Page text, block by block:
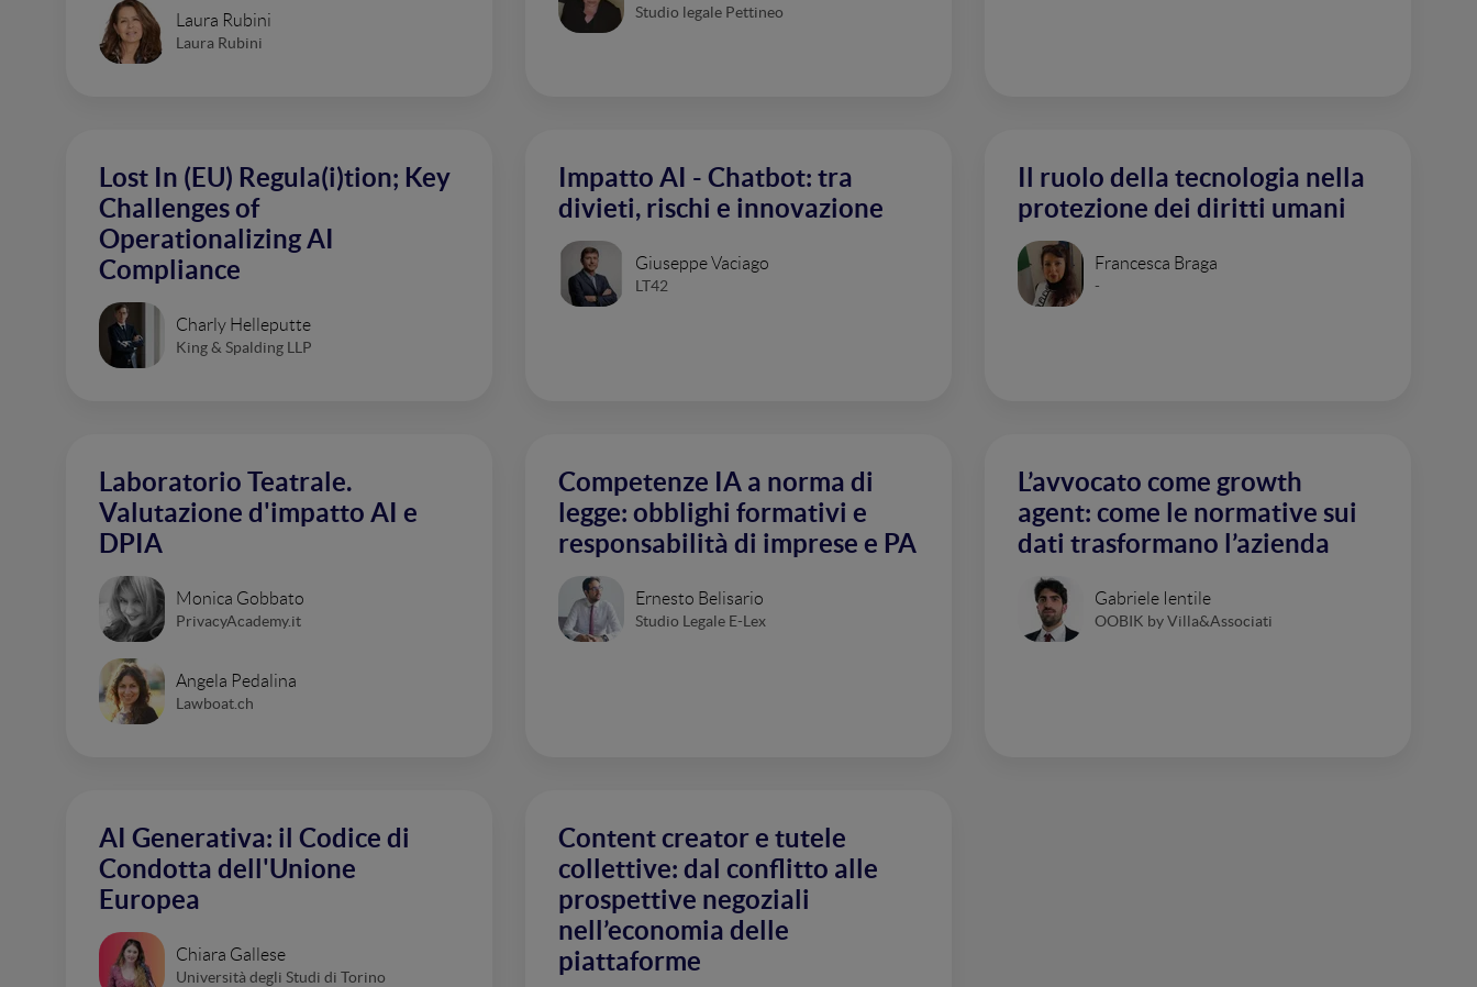
Laura Rubini
Laura Rubini
Studio legale Pettineo
Lost In (EU) Regula(i)tion; Key
Challenges of
Operationalizing AI
Compliance
Charly Helleputte
King & Spalding LLP
Impatto AI - Chatbot: tra
divieti, rischi e innovazione
Giuseppe Vaciago
LT42
Il ruolo della tecnologia nella
protezione dei diritti umani
Francesca Braga
-
Laboratorio Teatrale.
Valutazione d'impatto AI e
DPIA
Monica Gobbato
PrivacyAcademy.it
Angela Pedalina
Lawboat.ch
Competenze IA a norma di
legge: obblighi formativi e
responsabilità di imprese e PA
Ernesto Belisario
Studio Legale E-Lex
L’avvocato come growth
agent: come le normative sui
dati trasformano l’azienda
Gabriele Ientile
OOBIK by Villa&Associati
AI Generativa: il Codice di
Condotta dell'Unione
Europea
Chiara Gallese
Università degli Studi di Torino
Content creator e tutele
collettive: dal conflitto alle
prospettive negoziali
nell’economia delle
piattaforme